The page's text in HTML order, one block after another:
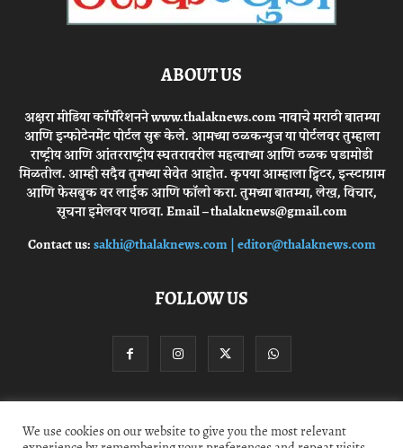
ABOUT US
अक्षरा मीडिया कॉर्पोरेशनने www.thalaknews.com नावाचे मराठी बातम्या
आणि इन्फोटेनमेंट पोर्टल सुरू केले. आमच्या ठळकन्युज या पोर्टलवर तुम्हाला
राष्ट्रीय आणि आंतरराष्ट्रीय स्घतरावरील महत्वाच्या आणि ठळक घडामोडी
मिळतील. आम्ही सदैव तुमच्या सेवेत आहोत. कृपया आम्हाला ट्विटर, इन्स्टाग्राम
आणि फेसबुक वर लाईक आणि फॉलो करा. तुमच्या बातम्या, लेख, विचार,
सूचना इमेलवर पाठवा. Email – thalaknews@gmail.com
Contact us:sakhi@thalaknews.com | editor@thalaknews.com
FOLLOW US
Privacy Policy Contact Us
We use cookies on our website to give you the most relevant